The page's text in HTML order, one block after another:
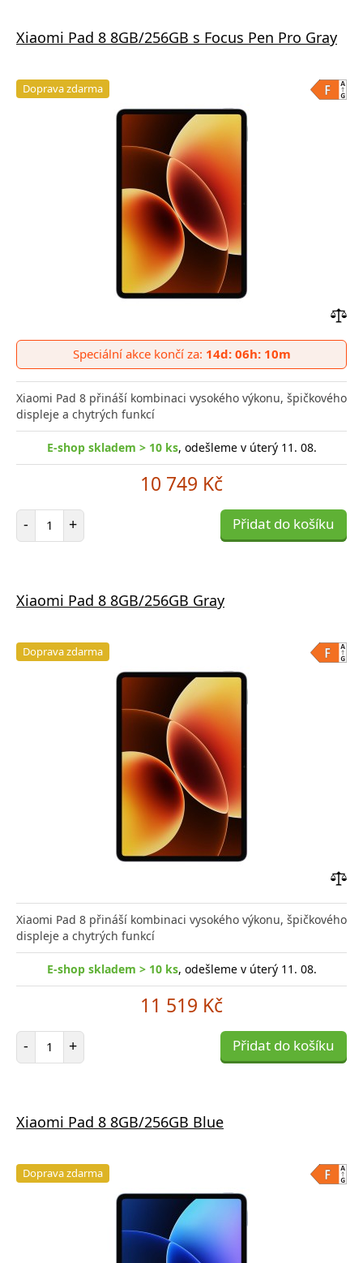
Xiaomi Pad 8 8GB/256GB s Focus Pen Pro Gray
Doprava zdarma
do
Speciální akce končí za: 14d: 06h: 10m
Xiaomi Pad 8 přináší kombinaci vysokého výkonu, špičkového
displeje a chytrých funkcí
E-shop skladem > 10 ks, odešleme v úterý 11. 08.
10 749 Kč
- Počet položek
+ Přidat do košíku
Xiaomi Pad 8 8GB/256GB Gray
Doprava zdarma
Xiaomi Pad 8 přináší kombinaci vysokého výkonu, špičkového
displeje a chytrých funkcí
E-shop skladem > 10 ks, odešleme v úterý 11. 08.
11 519 Kč
- Počet položek
+ Přidat do košíku
Xiaomi Pad 8 8GB/256GB Blue
Doprava zdarma